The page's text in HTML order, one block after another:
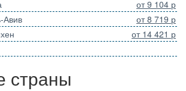
от 9 104 р
Авив
от 8 719 р
от 14 421 р
страны